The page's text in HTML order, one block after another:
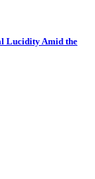
Lucidity Amid the